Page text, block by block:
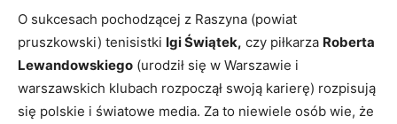
O sukcesach pochodzącej z Raszyna (powiat
pruszkowski) tenisistki Igi Świątek, czy piłkarza Roberta
Lewandowskiego (urodził się w Warszawie i
warszawskich klubach rozpoczął swoją karierę) rozpisują
się polskie i światowe media. Za to niewiele osób wie, że